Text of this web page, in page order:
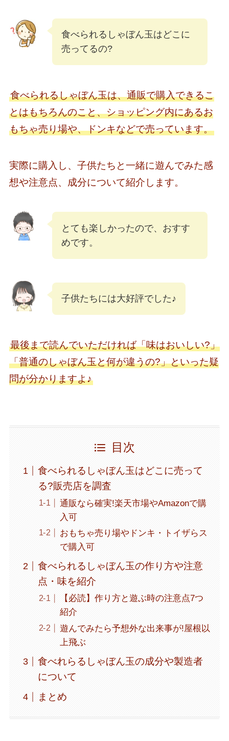
食べられるしゃぼん玉はどこに
売ってるの?
食べられるしゃぼん玉は、通販で購入できるこ
とはもちろんのこと、ショッピング内にあるお
もちゃ売り場や、ドンキなどで売っています。
実際に購入し、子供たちと一緒に遊んでみた感
想や注意点、成分について紹介します。
とても楽しかったので、おすす
めです。
子供たちには大好評でした♪
最後まで読んでいただければ「味はおいしい?」
「普通のしゃぼん玉と何が違うの?」といった疑
問が分かりますよ♪
目次
食べられるしゃぼん玉はどこに売って
る?販売店を調査
通販なら確実!楽天市場やAmazonで購
入可
おもちゃ売り場やドンキ・トイザらス
で購入可
食べられるしゃぼん玉の作り方や注意
点・味を紹介
【必読】作り方と遊ぶ時の注意点7つ
紹介
遊んでみたら予想外な出来事が!屋根以
上飛ぶ
食べれらるしゃぼん玉の成分や製造者
について
まとめ